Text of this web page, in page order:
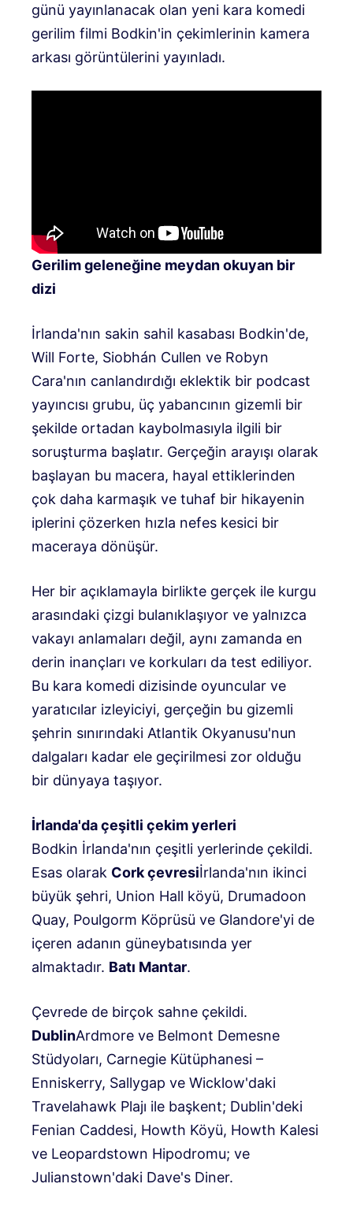
günü yayınlanacak olan yeni kara komedi
gerilim filmi Bodkin'in çekimlerinin kamera
arkası görüntülerini yayınladı.
Gerilim geleneğine meydan okuyan bir
dizi
İrlanda'nın sakin sahil kasabası Bodkin'de,
Will Forte, Siobhán Cullen ve Robyn
Cara'nın canlandırdığı eklektik bir podcast
yayıncısı grubu, üç yabancının gizemli bir
şekilde ortadan kaybolmasıyla ilgili bir
soruşturma başlatır. Gerçeğin arayışı olarak
başlayan bu macera, hayal ettiklerinden
çok daha karmaşık ve tuhaf bir hikayenin
iplerini çözerken hızla nefes kesici bir
maceraya dönüşür.
Her bir açıklamayla birlikte gerçek ile kurgu
arasındaki çizgi bulanıklaşıyor ve yalnızca
vakayı anlamaları değil, aynı zamanda en
derin inançları ve korkuları da test ediliyor.
Bu kara komedi dizisinde oyuncular ve
yaratıcılar izleyiciyi, gerçeğin bu gizemli
şehrin sınırındaki Atlantik Okyanusu'nun
dalgaları kadar ele geçirilmesi zor olduğu
bir dünyaya taşıyor.
İrlanda'da çeşitli çekim yerleri
Bodkin İrlanda'nın çeşitli yerlerinde çekildi.
Esas olarak Cork çevresiİrlanda'nın ikinci
büyük şehri, Union Hall köyü, Drumadoon
Quay, Poulgorm Köprüsü ve Glandore'yi de
içeren adanın güneybatısında yer
almaktadır. Batı Mantar.
Çevrede de birçok sahne çekildi.
DublinArdmore ve Belmont Demesne
Stüdyoları, Carnegie Kütüphanesi –
Enniskerry, Sallygap ve Wicklow'daki
Travelahawk Plajı ile başkent; Dublin'deki
Fenian Caddesi, Howth Köyü, Howth Kalesi
ve Leopardstown Hipodromu; ve
Julianstown'daki Dave's Diner.